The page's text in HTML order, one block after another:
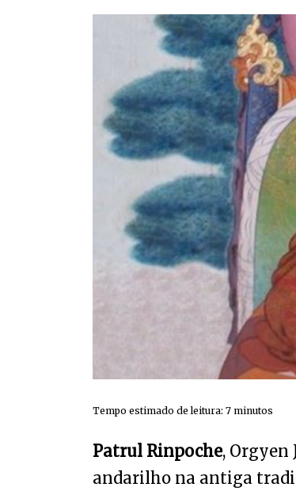
Tempo estimado de leitura: 7 minutos
Patrul Rinpoche, Orgyen
andarilho na antiga